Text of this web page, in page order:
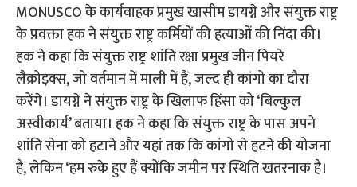
MONUSCO के कार्यवाहक प्रमुख खासीम डायग्ने और संयुक्त राष्ट्र
के प्रवक्ता हक ने संयुक्त राष्ट्र कर्मियों की हत्याओं की निंदा की।
हक ने कहा कि संयुक्त राष्ट्र शांति रक्षा प्रमुख जीन पियरे
लैक्रोइक्स, जो वर्तमान में माली में हैं, जल्द ही कांगो का दौरा
करेंगे। डायग्ने ने संयुक्त राष्ट्र के खिलाफ हिंसा को ‘बिल्कुल
अस्वीकार्य’ बताया। हक ने कहा कि संयुक्त राष्ट्र के पास अपने
शांति सेना को हटाने और यहां तक ​​कि कांगो से हटने की योजना
है, लेकिन ‘हम रुके हुए हैं क्योंकि जमीन पर स्थिति खतरनाक है।